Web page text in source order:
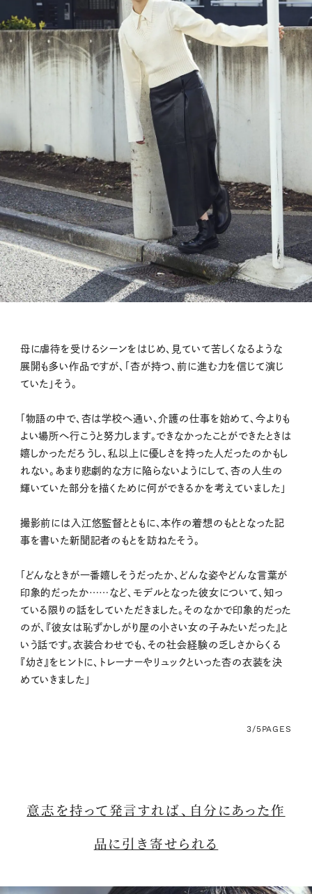
母に虐待を受けるシーンをはじめ、見ていて苦しくなるような
展開も多い作品ですが、「杏が持つ、前に進む力を信じて演じ
ていた」そう。
「物語の中で、杏は学校へ通い、介護の仕事を始めて、今よりも
よい場所へ行こうと努力します。できなかったことができたときは
嬉しかっただろうし、私以上に優しさを持った人だったのかもし
れない。あまり悲劇的な方に陥らないようにして、杏の人生の
輝いていた部分を描くために何ができるかを考えていました」
撮影前には入江悠監督とともに、本作の着想のもととなった記
事を書いた新聞記者のもとを訪ねたそう。
「どんなときが一番嬉しそうだったか、どんな姿やどんな言葉が
印象的だったか……など、モデルとなった彼女について、知っ
ている限りの話をしていただきました。そのなかで印象的だった
のが、『彼女は恥ずかしがり屋の小さい女の子みたいだった』と
いう話です。衣装合わせでも、その社会経験の乏しさからくる
『幼さ』をヒントに、トレーナーやリュックといった杏の衣装を決
めていきました」
3/5PAGES
意志を持って発言すれば、自分にあった作
品に引き寄せられる